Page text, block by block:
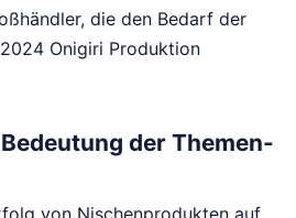
die den Bedarf der
Onigiri Produktion
der Themen-
von Nischenprodukten auf